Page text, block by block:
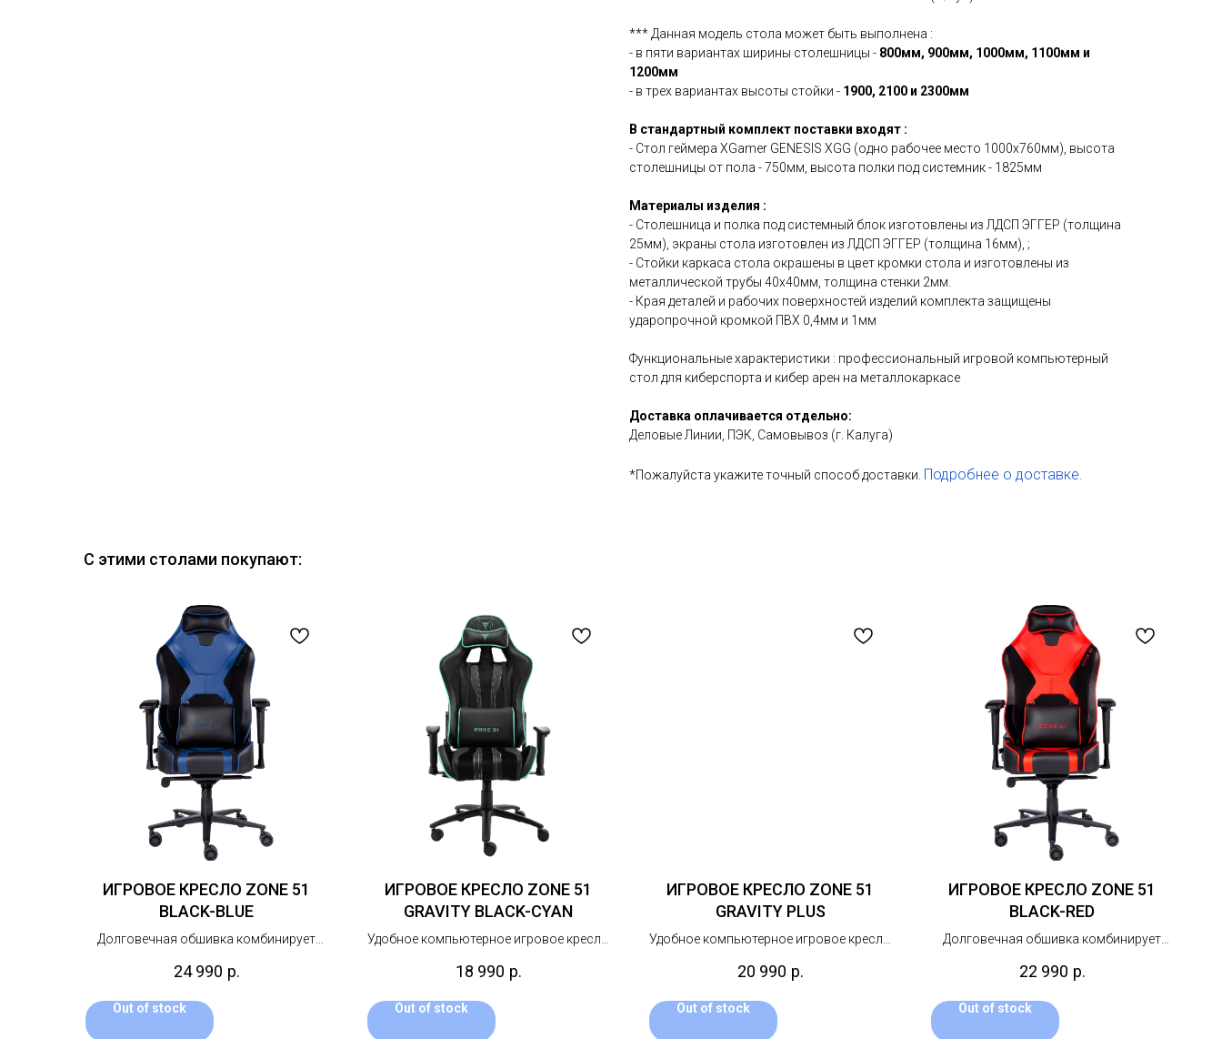
*** Данная модель стола может быть выполнена :
- в пяти вариантах ширины столешницы - 800мм, 900мм, 1000мм, 1100мм и
1200мм
- в трех вариантах высоты стойки - 1900, 2100 и 2300мм
В стандартный комплект поставки входят :
- Стол геймера XGamer GENESIS XGG (одно рабочее место 1000х760мм), высота
столешницы от пола - 750мм, высота полки под системник - 1825мм
Материалы изделия :
- Столешница и полка под системный блок изготовлены из ЛДСП ЭГГЕР (толщина
25мм), экраны стола изготовлен из ЛДСП ЭГГЕР (толщина 16мм), ;
- Стойки каркаса стола окрашены в цвет кромки стола и изготовлены из
металлической трубы 40х40мм, толщина стенки 2мм.
- Края деталей и рабочих поверхностей изделий комплекта защищены
ударопрочной кромкой ПВХ 0,4мм и 1мм
Функциональные характеристики : профессиональный игровой компьютерный
стол для киберспорта и кибер арен на металлокаркасе
Доставка оплачивается отдельно:
Деловые Линии, ПЭК, Самовывоз (г. Калуга)
*Пожалуйста укажите точный способ доставки. Подробнее о доставке.
С этими столами покупают:
ИГРОВОЕ КРЕСЛО ZONE 51
BLACK-BLUE
Долговечная обшивка комбинирует
истиранию замшу, а усиленная строчка
24 990 р.
Out of stock
ИГРОВОЕ КРЕСЛО ZONE 51
GRAVITY BLACK-CYAN
Удобное компьютерное игровое кресло
искусственной кожи и замши.
18 990 р.
Out of stock
ИГРОВОЕ КРЕСЛО ZONE 51
GRAVITY PLUS
Удобное компьютерное игровое кресло
искусственной кожи и замши.
20 990 р.
Out of stock
ИГРОВОЕ КРЕСЛО ZONE 51
BLACK-RED
Долговечная обшивка комбинирует
истиранию замшу, а усиленная строчка
22 990 р.
Out of stock